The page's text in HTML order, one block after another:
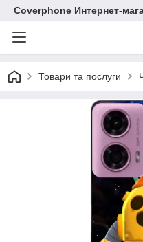
Coverphone Интернет-
Товари та послуги